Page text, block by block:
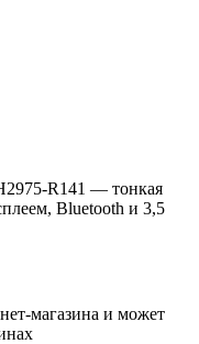
R141 — тонкая
Bluetooth и 3,5
магазина и может